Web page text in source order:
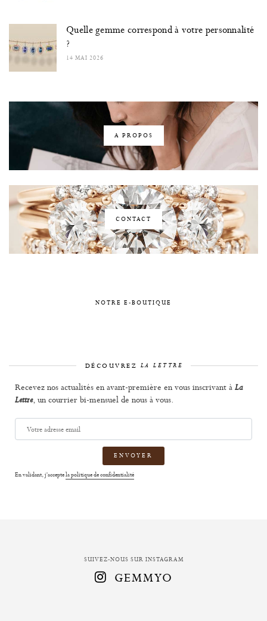
Quelle gemme correspond à votre personnalité
?
14 MAI 2026
A PROPOS
CONTACT
NOTRE E-BOUTIQUE
DÉCOUVREZ LA LETTRE
Recevez nos actualités en avant-première en vous inscrivant à La
Lettre, un courrier bi-mensuel de nous à vous.
Votre
adresse
En validant, j'acceptela politique de confidentialité
SUIVEZ-NOUS SUR INSTAGRAM
GEMMYO